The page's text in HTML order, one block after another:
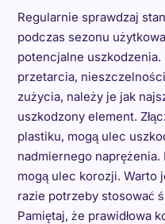
Regularnie sprawdzaj
podczas sezonu
potencjalne
przetarcia,
zużycia, należy je jak
uszkodzony element.
plastiku, mogą ulec
nadmiernego
mogą ulec korozji. Warto
razie potrzeby stosować
Pamiętaj, że prawidłowa